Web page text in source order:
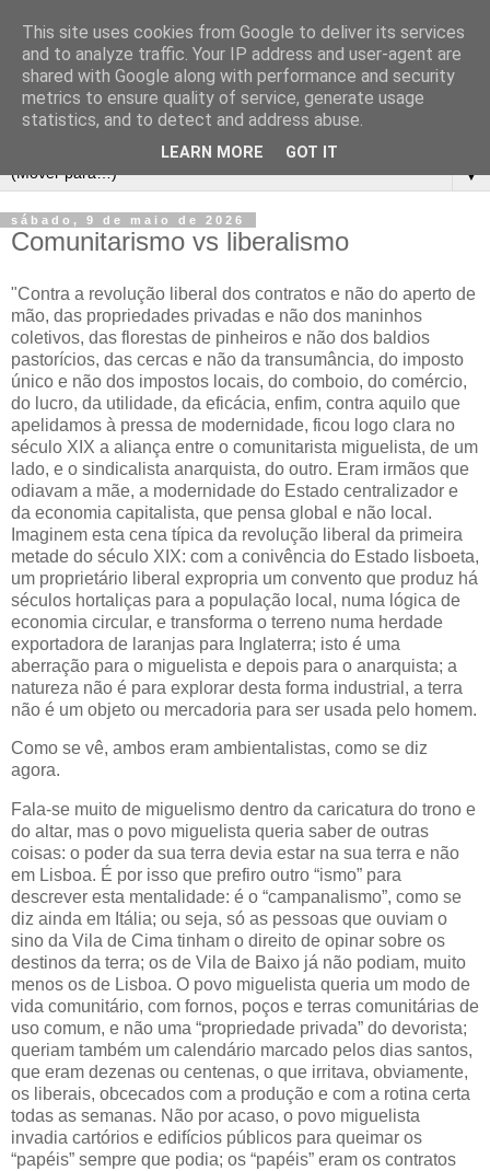
▼
sábado, 9 de maio de 2026
Comunitarismo vs liberalismo
"Contra a revolução liberal dos contratos e não do aperto de
mão, das propriedades privadas e não dos maninhos
coletivos, das florestas de pinheiros e não dos baldios
pastorícios, das cercas e não da transumância, do imposto
único e não dos impostos locais, do comboio, do comércio,
do lucro, da utilidade, da eficácia, enfim, contra aquilo que
apelidamos à pressa de modernidade, ficou logo clara no
século XIX a aliança entre o comunitarista miguelista, de um
lado, e o sindicalista anarquista, do outro. Eram irmãos que
odiavam a mãe, a modernidade do Estado centralizador e
da economia capitalista, que pensa global e não local.
Imaginem esta cena típica da revolução liberal da primeira
metade do século XIX: com a conivência do Estado lisboeta,
um proprietário liberal expropria um convento que produz há
séculos hortaliças para a população local, numa lógica de
economia circular, e transforma o terreno numa herdade
exportadora de laranjas para Inglaterra; isto é uma
aberração para o miguelista e depois para o anarquista; a
natureza não é para explorar desta forma industrial, a terra
não é um objeto ou mercadoria para ser usada pelo homem.
Como se vê, ambos eram ambientalistas, como se diz
agora.
Fala-se muito de miguelismo dentro da caricatura do trono e
do altar, mas o povo miguelista queria saber de outras
coisas: o poder da sua terra devia estar na sua terra e não
em Lisboa. É por isso que prefiro outro “ismo” para
descrever esta mentalidade: é o “campanalismo”, como se
diz ainda em Itália; ou seja, só as pessoas que ouviam o
sino da Vila de Cima tinham o direito de opinar sobre os
destinos da terra; os de Vila de Baixo já não podiam, muito
menos os de Lisboa. O povo miguelista queria um modo de
vida comunitário, com fornos, poços e terras comunitárias de
uso comum, e não uma “propriedade privada” do devorista;
queriam também um calendário marcado pelos dias santos,
que eram dezenas ou centenas, o que irritava, obviamente,
os liberais, obcecados com a produção e com a rotina certa
todas as semanas. Não por acaso, o povo miguelista
invadia cartórios e edifícios públicos para queimar os
“papéis” sempre que podia; os “papéis” eram os contratos
This site uses cookies from Google to deliver its services
and to analyze traffic. Your IP address and user-agent are
shared with Google along with performance and security
metrics to ensure quality of service, generate usage
statistics, and to detect and address abuse.
LEARN MORE GOT IT